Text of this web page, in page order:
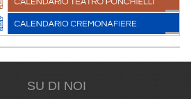
SU DI NOI